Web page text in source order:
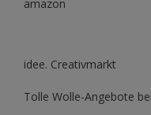
amazon
idee. Creativmarkt
Tolle Wolle-Angebote